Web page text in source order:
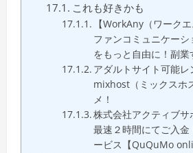
これも好きかも
【WorkAny（ワーク
ファンコミュニケーシ
をもっと自由に！副業
アダルトサイト可能
mixhost（ミックスホ
メ！
株式会社アクティブ
最速２時間にてご入
ービス【QuQuMo